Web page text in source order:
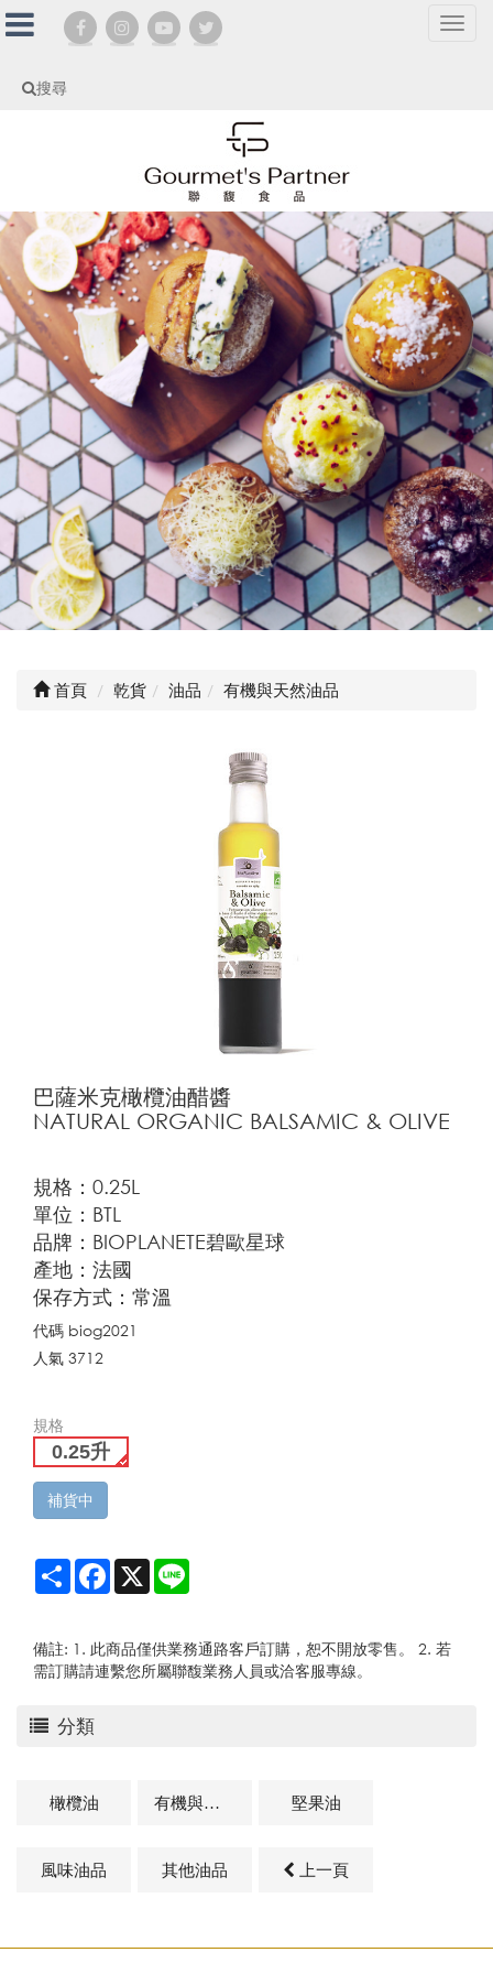
搜尋
選
分類
橄欖油 有機與天然油品 堅果油
風味油品 其他油品 上一頁
首頁 乾貨 油品 有機與天然油品
巴薩米克橄欖油醋醬
NATURAL ORGANIC BALSAMIC & OLIVE
規格：0.25L
單位：BTL
品牌：BIOPLANETE碧歐星球
產地：法國
保存方式：常溫
代碼 biog2021
人氣 3712
規格
0.25升
補貨中
Share Facebook
X
備註: 1. 此商品僅供業務通路客戶訂購，恕不開放零售。 2. 若
需訂購請連繫您所屬聯馥業務人員或洽客服專線。